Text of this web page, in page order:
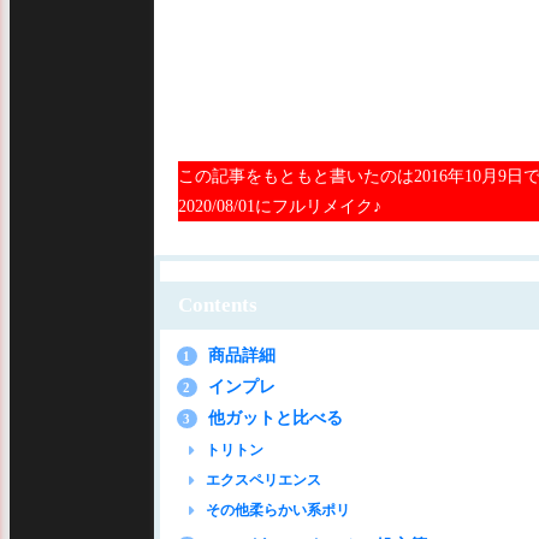
この記事をもともと書いたのは2016年10月9日
2020/08/01にフルリメイク♪
Contents
1 商品詳細
2 インプレ
3 他ガットと比べる
トリトン
エクスペリエンス
その他柔らかい系ポリ